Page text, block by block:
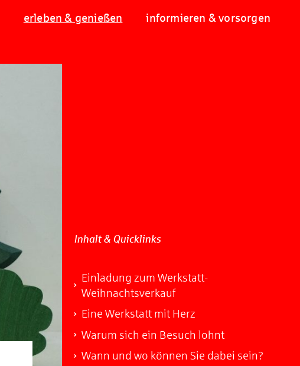
erleben & genießen informieren & vorsorgen
Inhalt & Quicklinks
Einladung zum Werkstatt-
Weihnachtsverkauf
Eine Werkstatt mit Herz
Warum sich ein Besuch lohnt
Wann und wo können Sie dabei sein?